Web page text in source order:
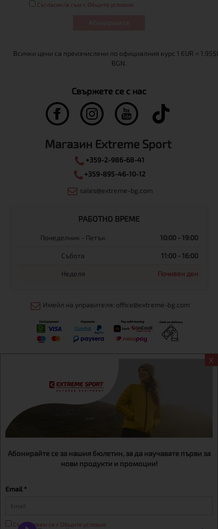
X
Абонирайте се за нашия бюлетин, за да научавате първи за
нови продукти и промоции!
Email *
Съгласявам се с Общите условия
Съгласен/а съм с Общите условия
Свържете се с нас
Магазин Extreme Sport
+359-2-986-68-41
+359-895-46-10-12
sales@extreme-bg.com
РАБОТНО ВРЕМЕ
Понеделник - Петък 10:00 - 19:00
Събота 11:00 - 16:00
Неделя Почивен ден
Имейл на управителя: office@extreme-bg.com
Информация
Екстрем спорт ЕООД, BG131452613, административен адрес